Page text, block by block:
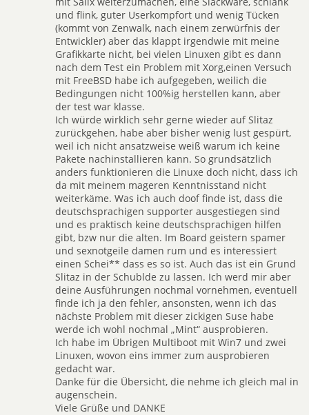
und flink, guter Userkompfort und wenig Tücken
(kommt von Zenwalk, nach einem zerwürfnis der
Entwickler) aber das klappt irgendwie mit meine
Grafikkarte nicht, bei vielen Linuxen gibt es dann
nach dem Test ein Problem mit Xorg,einen Versuch
mit FreeBSD habe ich aufgegeben, weilich die
Bedingungen nicht 100%ig herstellen kann, aber
der test war klasse.
Ich würde wirklich sehr gerne wieder auf Slitaz
zurückgehen, habe aber bisher wenig lust gespürt,
weil ich nicht ansatzweise weiß warum ich keine
Pakete nachinstallieren kann. So grundsätzlich
anders funktionieren die Linuxe doch nicht, dass ich
da mit meinem mageren Kenntnisstand nicht
weiterkäme. Was ich auch doof finde ist, dass die
deutschsprachigen supporter ausgestiegen sind
und es praktisch keine deutschsprachigen hilfen
gibt, bzw nur die alten. Im Board geistern spamer
und sexnotgeile damen rum und es interessiert
einen Schei** dass es so ist. Auch das ist ein Grund
Slitaz in der Schublde zu lassen. Ich werd mir aber
deine Ausführungen nochmal vornehmen, eventuell
finde ich ja den fehler, ansonsten, wenn ich das
nächste Problem mit dieser zickigen Suse habe
werde ich wohl nochmal „Mint“ ausprobieren.
Ich habe im Übrigen Multiboot mit Win7 und zwei
Linuxen, wovon eins immer zum ausprobieren
gedacht war.
Danke für die Übersicht, die nehme ich gleich mal in
augenschein.
Viele Grüße und DANKE